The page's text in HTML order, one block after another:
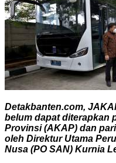
Detakbanten.com,
belum dapat diterapkan
Provinsi (AKAP) dan
oleh Direktur Utama
Nusa (PO SAN) Kurnia